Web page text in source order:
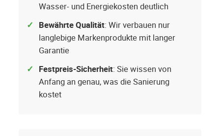
Wasser- und Energiekosten deutlich
Bewährte Qualität: Wir verbauen nur
langlebige Markenprodukte mit langer
Garantie
Festpreis-Sicherheit: Sie wissen von
Anfang an genau, was die Sanierung
kostet